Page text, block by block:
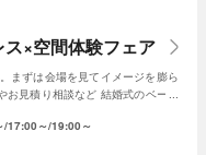
×空間体験フェア
まずは会場を見てイメージを膨ら
見積り相談など 結婚式のベース
17:00～ 19:00～